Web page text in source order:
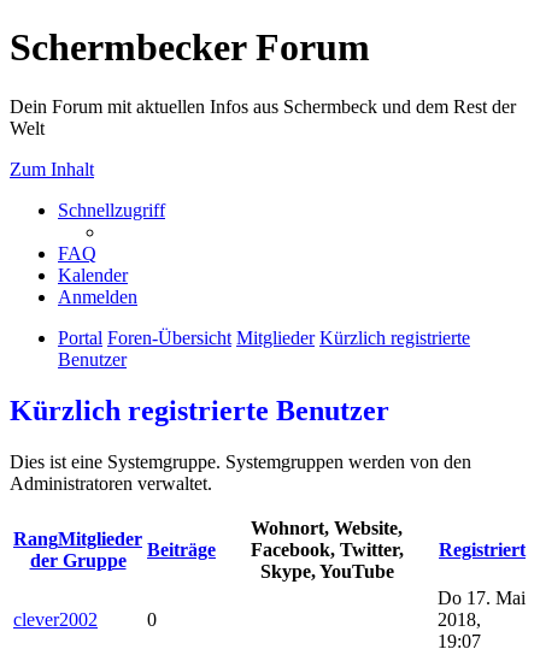
Schermbecker Forum
Dein Forum mit aktuellen Infos aus Schermbeck und dem Rest der
Welt
Zum Inhalt
Schnellzugriff
FAQ
Kalender
Anmelden
Portal Foren-Übersicht Mitglieder Kürzlich registrierte
Benutzer
Kürzlich registrierte Benutzer
Dies ist eine Systemgruppe. Systemgruppen werden von den
Administratoren verwaltet.
RangMitglieder
der Gruppe
Beiträge
Wohnort, Website,
Facebook, Twitter,
Skype, YouTube
Registriert
clever2002 0
Do 17. Mai
2018,
19:07